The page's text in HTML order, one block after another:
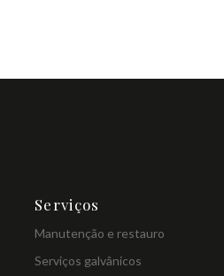
Serviços
Manutenção e restauro
Serviços galvânicos